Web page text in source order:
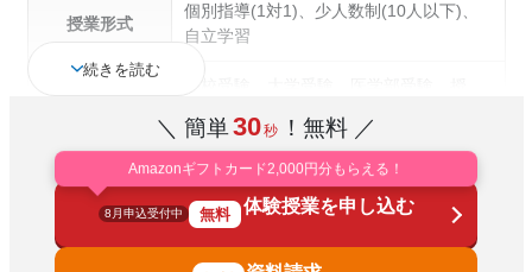
授業形式
個別指導(1対1)、少人数制(10人以下)、
自立学習
通塾の目的
習慣の定着、総合型選抜(旧AO)対策、推
薦入試対策、学校別特化対策、国公立大
対策、私大対策、共通テスト対策、英検
(英語検定)対策、漢検(漢字検定)対策、数
続きを読む
＼ 簡単30秒 ！無料 ／
Amazonギフトカード2,000円分もらえる！
8月申込受付中 無料 体験授業を申し込む